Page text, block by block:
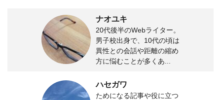
ナオユキ
20代後半のWebライター。
男子校出身で、10代の頃は
異性との会話や距離の縮め
方に悩むことが多くあ...
ハセガワ
ためになる記事や役に立つ